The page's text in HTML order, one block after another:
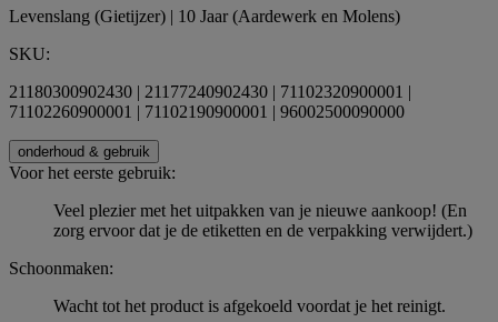
Levenslang (Gietijzer) | 10 Jaar (Aardewerk en Molens)
SKU:
21180300902430 | 21177240902430 | 71102320900001 |
71102260900001 | 71102190900001 | 96002500090000
onderhoud & gebruik
Voor het eerste gebruik:
Veel plezier met het uitpakken van je nieuwe aankoop! (En
zorg ervoor dat je de etiketten en de verpakking verwijdert.)
Schoonmaken:
Wacht tot het product is afgekoeld voordat je het reinigt.